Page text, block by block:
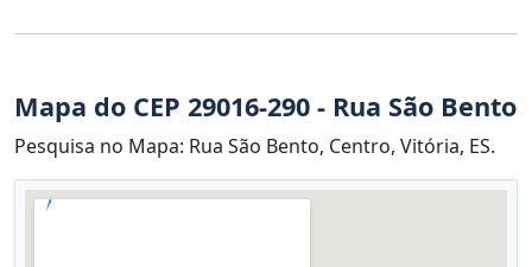
Mapa do CEP 29016-290 - Rua São Bento
Pesquisa no Mapa: Rua São Bento, Centro, Vitória, ES.